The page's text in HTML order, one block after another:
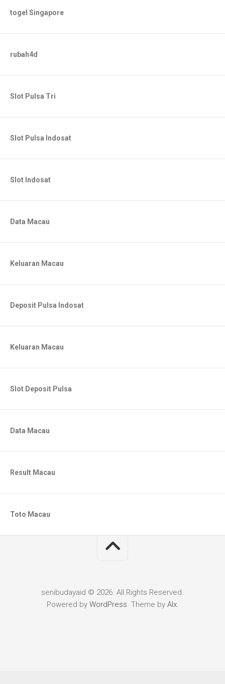
togel Singapore
rubah4d
Slot Pulsa Tri
Slot Pulsa Indosat
Slot Indosat
Data Macau
Keluaran Macau
Deposit Pulsa Indosat
Keluaran Macau
Slot Deposit Pulsa
Data Macau
Result Macau
Toto Macau
senibudayaid © 2026. All Rights Reserved.
Powered by WordPress. Theme by Alx.